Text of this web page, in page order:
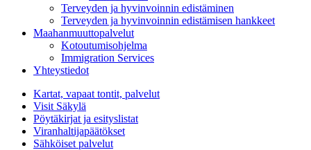
Terveyden ja hyvinvoinnin edistäminen
Terveyden ja hyvinvoinnin edistämisen hankkeet
Maahanmuuttopalvelut
Kotoutumisohjelma
Immigration Services
Yhteystiedot
Kartat, vapaat tontit, palvelut
Visit Säkylä
Pöytäkirjat ja esityslistat
Viranhaltijapäätökset
Sähköiset palvelut